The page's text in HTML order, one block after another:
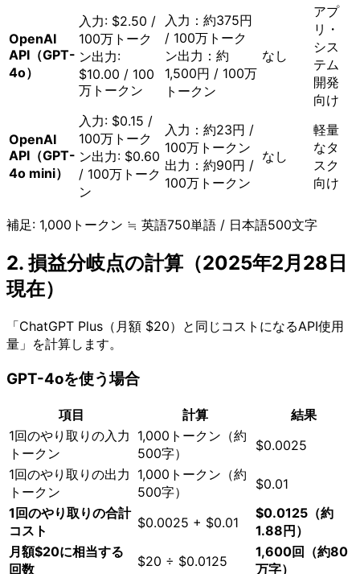
OpenAI
API（GPT-
4o）
入力: $2.50 /
100万トーク
ン出力:
$10.00 / 100
万トークン
入力：約375円
/ 100万トーク
ン出力：約
1,500円 / 100万
トークン
なし
アプ
リ・
シス
テム
開発
向け
OpenAI
API（GPT-
4o mini）
入力: $0.15 /
100万トーク
ン出力: $0.60
/ 100万トーク
ン
入力：約23円 /
100万トークン
出力：約90円 /
100万トークン
なし
軽量
なタ
スク
向け
補足: 1,000トークン ≒ 英語750単語 / 日本語500文字
2. 損益分岐点の計算（2025年2月28日
現在）
「ChatGPT Plus（月額 $20）と同じコストになるAPI使用
量」を計算します。
GPT-4oを使う場合
項目 計算
結果
1回のやり取りの入力
トークン
1,000トークン（約
500字）
$0.0025
1回のやり取りの出力
トークン
1,000トークン（約
500字）
$0.01
1回のやり取りの合計
コスト
$0.0025 + $0.01
$0.0125（約
1.88円）
月額$20に相当する
回数
$20 ÷ $0.0125
1,600回（約80
万字）